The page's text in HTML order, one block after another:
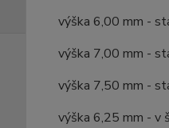
výška 6,00 mm -
výška 7,00 mm -
výška 7,50 mm -
výška 6,25 mm - v